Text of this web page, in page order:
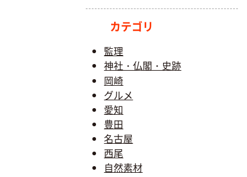
カテゴリ
監理
神社・仏閣・史跡
岡崎
グルメ
愛知
豊田
名古屋
西尾
自然素材